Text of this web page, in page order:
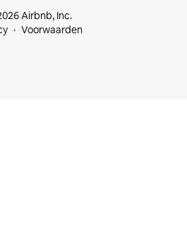
Airbnb, Inc.
Voorwaarden